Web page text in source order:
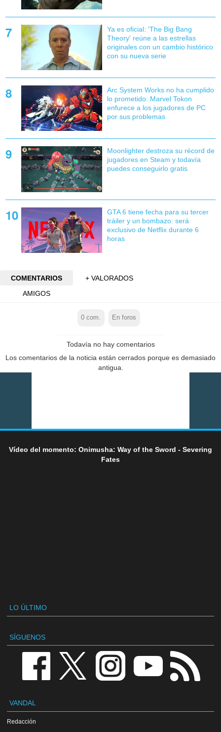
Ya es oficial: 'The Big Bang
Theory' reúne a las estrellas
originales con un cambio histórico
con su nueva serie
Arc System Works no ha cumplido
lo prometido: Marvel Tokon
enfurece a los jugadores de PC
por sus problemas
Moonlighter destroza su récord de
jugadores en Steam y todavía
puedes conseguirlo gratis
GTA 6 tiene fecha para su tercer
tráiler y un bombazo: será
exclusivo de Netflix durante 6
horas
COMENTARIOS
+ VALORADOS
AMIGOS
0 com. En foros
Todavía no hay comentarios
Los comentarios de la noticia están cerrados porque es demasiado
antigua.
Vídeo del momento: Onimusha: Way of the Sword - Severing
Fates
LO ÚLTIMO
SÍGUENOS
VANDAL
Redacción